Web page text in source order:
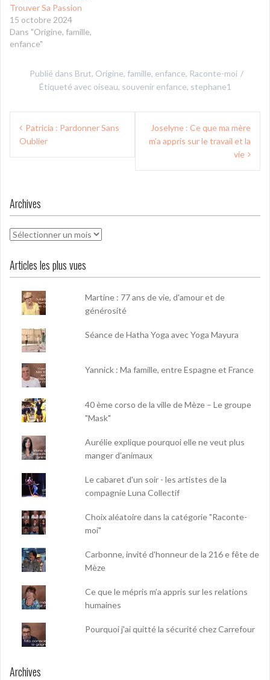
Trouver Sa Passion
15 octobre 2024
Dans "Origine, famille,
enfance"
Publié dans Brut, Origine, famille, enfance, Raconte-moi
Étiqueté avec oiseau, souvenir enfance, stephane1
Navigation
de Patricia : Pardonner Sans
Oublier
Joselyne : Ce que ma mère
m’a appris sur le travail et la
vie
Archives
Archives
Articles les plus vues
Martine : 77 ans de vie, d'amour et de
générosité
Séance de Hatha Yoga avec Yoga Mayura
Yannick : Ma famille, entre Espagne et France
40 ème corso de la ville de Mèze – Le groupe
"Mask"
Aurélie explique pourquoi elle ne veut plus
manger d’animaux
Le cabaret d'un soir - les artistes de la
compagnie Luna Collectif
Choix aléatoire dans la catégorie "Raconte-
moi"
Carbonne, invité d'honneur de la 216 e fête de
Mèze
Ce que le mépris m’a appris sur les relations
humaines
Pourquoi j'ai quitté la sécurité chez Carrefour
Archives